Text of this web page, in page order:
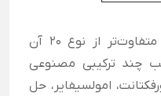
کاربردهای پلی‌سوربات 60 کمی متفاوت‌تر از نوع 20 آن
60 یک ترکیب چند ترکیبی مصنوعی
امولسیفایر، حل